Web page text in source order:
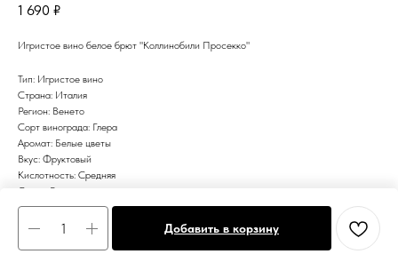
1 690 ₽
Добавить в корзину
Игристое вино белое брют "Коллинобили Просекко"
Тип: Игристое вино
Страна: Италия
Регион: Венето
Сорт винограда: Глера
Аромат: Белые цветы
Вкус: Фруктовый
Кислотность: Средняя
Сахар: Брют
Цвет: Белое